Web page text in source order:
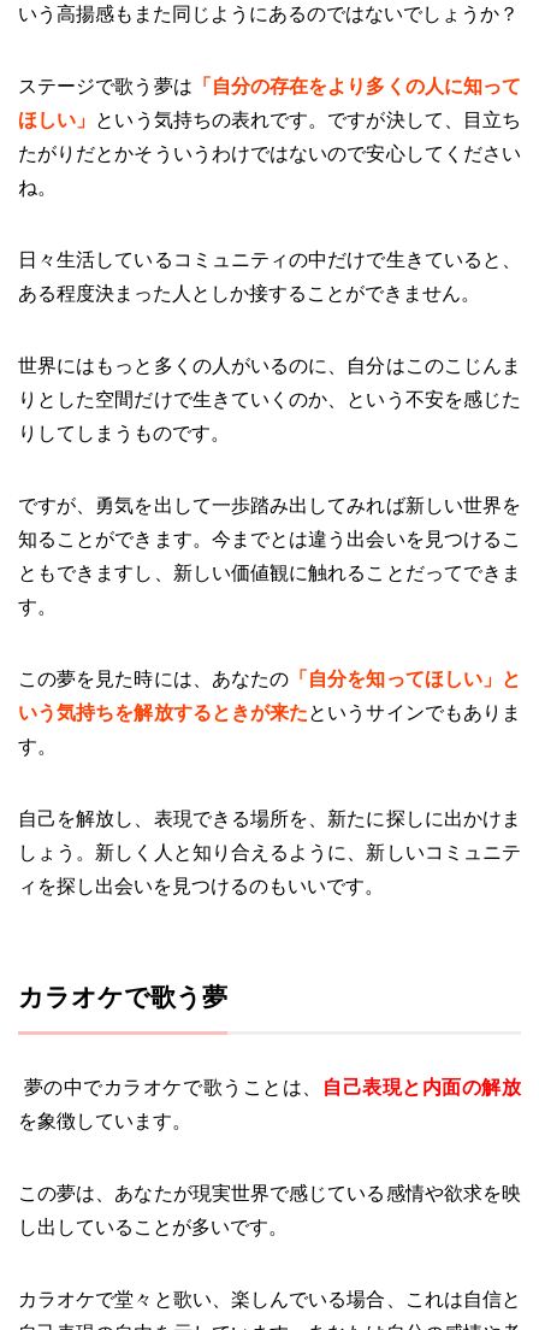
いう高揚感もまた同じようにあるのではないでしょうか？
ステージで歌う夢は 「 自分の存在をより多くの人に知って
ほしい 」 という気持ちの表れです。ですが決して、目立ち
たがりだとかそういうわけではないので安心してください
ね。
日々生活しているコミュニティの中だけで生きていると、
ある程度決まった人としか接することができません。
世界にはもっと多くの人がいるのに、自分はこのこじんま
りとした空間だけで生きていくのか、という不安を感じた
りしてしまうものです。
ですが、勇気を出して一歩踏み出してみれば新しい世界を
知ることができます。今までとは違う出会いを見つけるこ
ともできますし、新しい価値観に触れることだってできま
す。
この夢を見た時には、あなたの 「自分を知ってほしい」と
いう気持ちを解放するときが来たというサインでもありま
す。
自己を解放し、表現できる場所を、新たに探しに出かけま
しょう。新しく人と知り合えるように、新しいコミュニテ
ィを探し出会いを見つけるのもいいです。
カラオケで歌う夢
夢の中でカラオケで歌うことは、
自己表現と内面の解放
を象徴しています。
この夢は、あなたが現実世界で感じている感情や欲求を映
し出していることが多いです。
カラオケで堂々と歌い、楽しんでいる場合、これは自信と